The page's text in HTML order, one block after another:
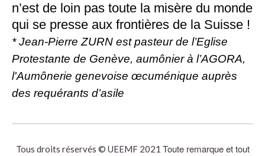
n’est de loin pas toute la misère du monde
qui se presse aux frontières de la Suisse !
* Jean-Pierre ZURN est pasteur de l’Eglise
Protestante de Genève, aumônier à l’AGORA,
l'Aumônerie genevoise œcuménique auprès
des requérants d’asile
Tous droits réservés © UEEMF 2021 Toute remarque et tout